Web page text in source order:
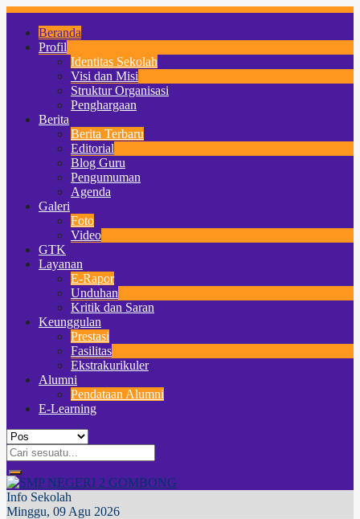
Beranda
Profil
Identitas Sekolah
Visi dan Misi
Struktur Organisasi
Penghargaan
Berita
Berita Terbaru
Editorial
Blog Guru
Pengumuman
Agenda
Galeri
Foto
Video
GTK
Layanan
E-Rapor
Unduhan
Kritik dan Saran
Keunggulan
Prestasi
Fasilitas
Ekstrakurikuler
Alumni
Pendataan Alumni
E-Learning
Info Sekolah
Minggu, 09 Agu 2026